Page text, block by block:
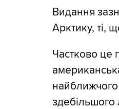
Видання
Арктику, ті,
Частково це
найближчого
здебільшого